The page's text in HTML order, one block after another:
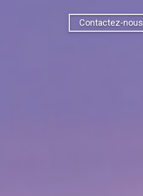
Contactez-nous